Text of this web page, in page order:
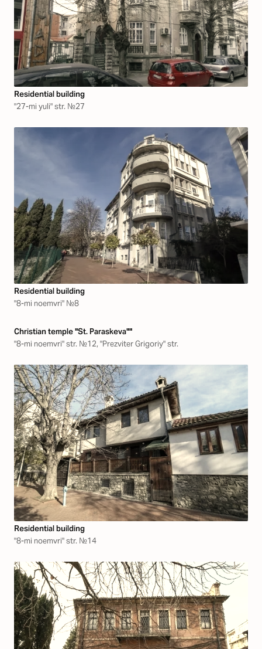
Residential building
"27-mi yuli" str. №27
Residential building
"8-mi noemvri" №8
Christian temple "St. Paraskeva""
"8-mi noemvri" str. №12, "Prezviter Grigoriy" str.
Residential building
"8-mi noemvri" str. №14